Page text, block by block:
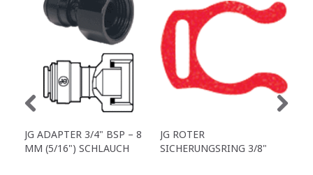
JG ADAPTER 3/4" BSP – 8
MM (5/16") SCHLAUCH
JG ROTER
SICHERUNGSRING 3/8"